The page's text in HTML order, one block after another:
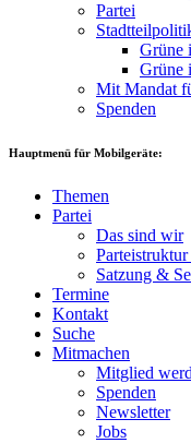
Partei
Grüne
Grüne
Mit Mandat
Spenden
Hauptmenü für Mobilgeräte:
Themen
Partei
Das sind wir
Satzung &
Termine
Kontakt
Suche
Mitmachen
Mitglied
Spenden
Newsletter
Jobs